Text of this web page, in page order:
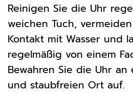
Reinigen Sie die Uhr
weichen Tuch,
Kontakt mit Wasser und
regelmäßig von einem
Bewahren Sie die Uhr
und staubfreien Ort auf.